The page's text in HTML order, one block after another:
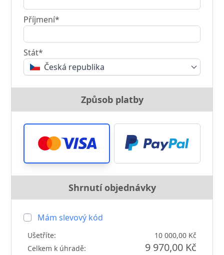
Příjmení*
Stát*
Česká republika
Způsob platby
Shrnutí objednávky
Mám slevový kód
Ušetříte:
10 000,00 Kč
Celkem k úhradě:
9 970,00 Kč